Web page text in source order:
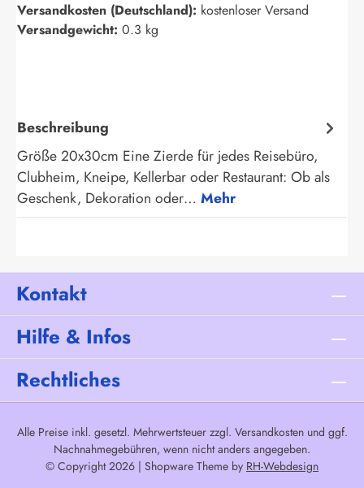
Versandkosten (Deutschland): kostenloser Versand
Versandgewicht: 0.3 kg
Beschreibung
Größe 20x30cm Eine Zierde für jedes Reisebüro,
Clubheim, Kneipe, Kellerbar oder Restaurant: Ob als
Geschenk, Dekoration oder… Mehr
Kontakt
Hilfe & Infos
Rechtliches
Alle Preise inkl. gesetzl. Mehrwertsteuer zzgl. Versandkostenund ggf.
Nachnahmegebühren, wenn nicht anders angegeben.
© Copyright 2026 | Shopware Theme by RH-Webdesign